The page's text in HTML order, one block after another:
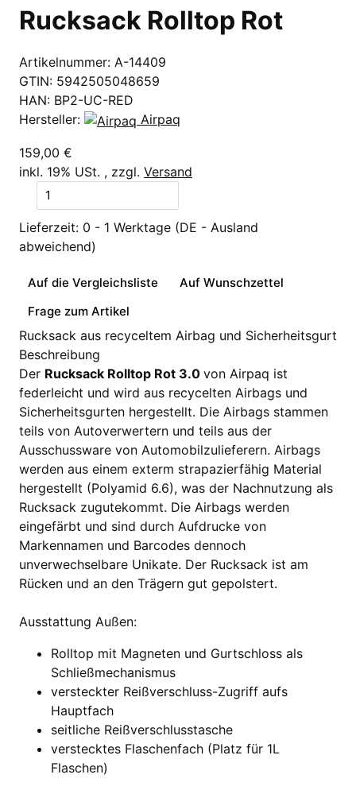
Rucksack Rolltop Rot
Artikelnummer: A-14409
GTIN: 5942505048659
HAN: BP2-UC-RED
Hersteller:
Airpaq
159,00 €
inkl. 19% USt. , zzgl. Versand
Lieferzeit: 0 - 1 Werktage (DE - Ausland
abweichend)
Auf die Vergleichsliste
Auf Wunschzettel
Frage zum Artikel
Rucksack aus recyceltem Airbag und Sicherheitsgurt
Beschreibung
Der Rucksack Rolltop Rot 3.0 von Airpaq ist
federleicht und wird aus recycelten Airbags und
Sicherheitsgurten hergestellt. Die Airbags stammen
teils von Autoverwertern und teils aus der
Ausschussware von Automobilzulieferern. Airbags
werden aus einem exterm strapazierfähig Material
hergestellt (Polyamid 6.6), was der Nachnutzung als
Rucksack zugutekommt. Die Airbags werden
eingefärbt und sind durch Aufdrucke von
Markennamen und Barcodes dennoch
unverwechselbare Unikate. Der Rucksack ist am
Rücken und an den Trägern gut gepolstert.
Ausstattung Außen:
Rolltop mit Magneten und Gurtschloss als
Schließmechanismus
versteckter Reißverschluss-Zugriff aufs
Hauptfach
seitliche Reißverschlusstasche
verstecktes Flaschenfach (Platz für 1L
Flaschen)